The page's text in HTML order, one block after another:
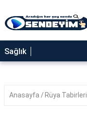
SAĞLIK
NEDİR
YEMEK
Sağlık
Anasayfa Rüya Tabirleri